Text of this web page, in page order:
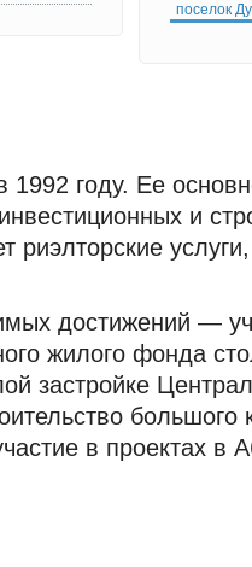
поселок
1992 году. Ее
и
риэлторские
достижений —
жилого фонда
застройке
большого
в проектах в